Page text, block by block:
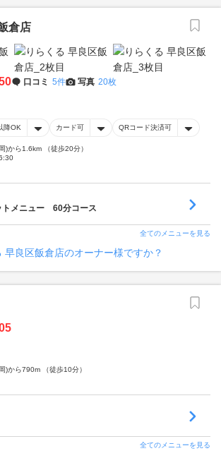
倉店
口コミ 5件 写真 20枚
降OK カード可 QRコード決済可
)から1.6km （徒歩20分）
トメニュー 60分コース
全てのメニューを見る
早良区飯倉店のオーナー様ですか？
)から790m （徒歩10分）
全てのメニューを見る